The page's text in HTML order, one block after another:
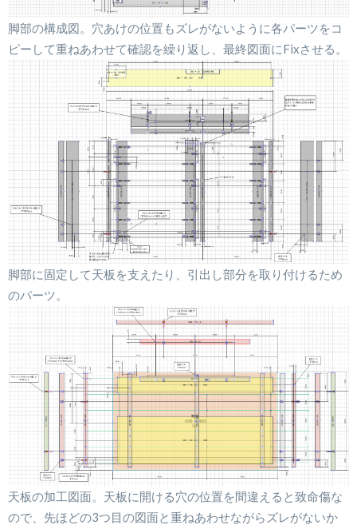
脚部の構成図。穴あけの位置もズレがないように各パーツをコ
ピーして重ねあわせて確認を繰り返し、最終図面にFixさせる。
脚部に固定して天板を支えたり、引出し部分を取り付けるため
のパーツ。
天板の加工図面。天板に開ける穴の位置を間違えると致命傷な
ので、先ほどの3つ目の図面と重ねあわせながらズレがないか